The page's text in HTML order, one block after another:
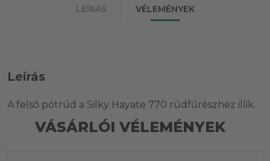
LEÍRÁS VÉLEMÉNYEK
Leírás
A felső pótrúd a Silky Hayate 770 rúdfűrészhez illik.
VÁSÁRLÓI VÉLEMÉNYEK